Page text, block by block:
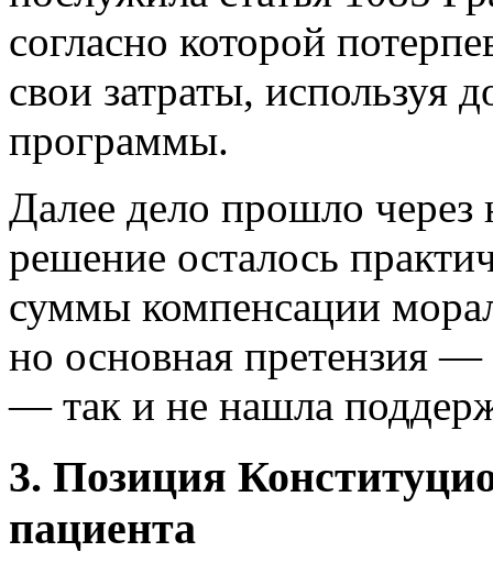
согласно которой
свои затраты, используя
программы.
Далее дело прошло через
решение осталось
суммы компенсации
но основная претензия —
— так и не нашла
3. Позиция
пациента